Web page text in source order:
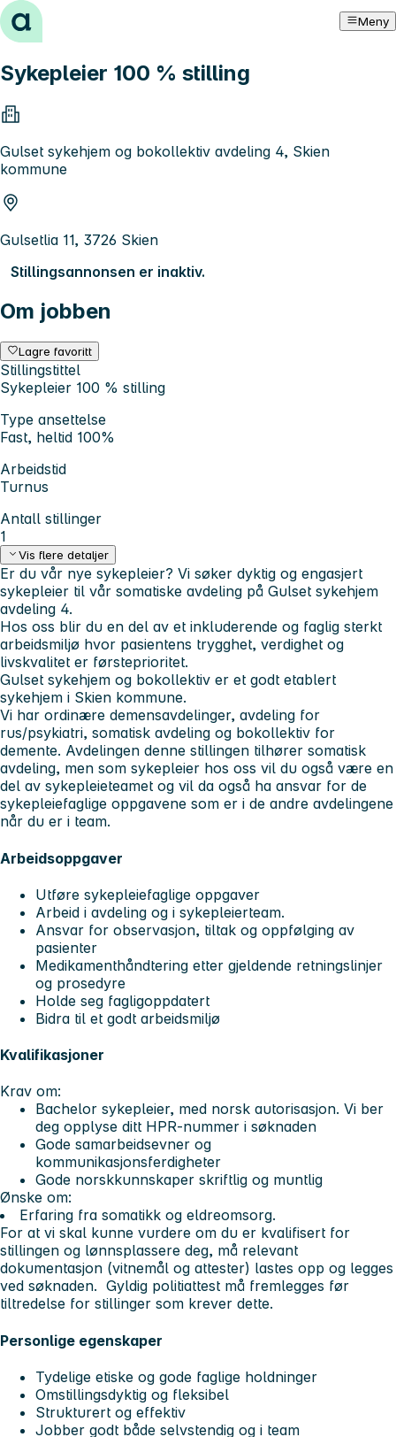
Hopp til innhold Meny
Sykepleier 100 % stilling
Gulset sykehjem og bokollektiv avdeling 4, Skien
kommune
Gulsetlia 11, 3726 Skien
Stillingsannonsen er inaktiv.
Om jobben
Lagre favoritt
Stillingstittel
Sykepleier 100 % stilling
Type ansettelse
Fast, heltid 100%
Arbeidstid
Turnus
Antall stillinger
1
Vis flere detaljer
Er du vår nye sykepleier? Vi søker dyktig og engasjert
sykepleier til vår somatiske avdeling på Gulset sykehjem
avdeling 4.
Hos oss blir du en del av et inkluderende og faglig sterkt
arbeidsmiljø hvor pasientens trygghet, verdighet og
livskvalitet er førsteprioritet.
Gulset sykehjem og bokollektiv er et godt etablert
sykehjem i Skien kommune.
Vi har ordinære demensavdelinger, avdeling for
rus/psykiatri, somatisk avdeling og bokollektiv for
demente. Avdelingen denne stillingen tilhører somatisk
avdeling, men som sykepleier hos oss vil du også være en
del av sykepleieteamet og vil da også ha ansvar for de
sykepleiefaglige oppgavene som er i de andre avdelingene
når du er i team.
Arbeidsoppgaver
Utføre sykepleiefaglige oppgaver
Arbeid i avdeling og i sykepleierteam.
Ansvar for observasjon, tiltak og oppfølging av
pasienter
Medikamenthåndtering etter gjeldende retningslinjer
og prosedyre
Holde seg fagligoppdatert
Bidra til et godt arbeidsmiljø
Kvalifikasjoner
Krav om:
Bachelor sykepleier, med norsk autorisasjon. Vi ber
deg opplyse ditt HPR-nummer i søknaden
Gode samarbeidsevner og
kommunikasjonsferdigheter
Gode norskkunnskaper skriftlig og muntlig
Ønske om:
Erfaring fra somatikk og eldreomsorg.
For at vi skal kunne vurdere om du er kvalifisert for
stillingen og lønnsplassere deg, må relevant
dokumentasjon (vitnemål og attester) lastes opp og legges
ved søknaden. Gyldig politiattest må fremlegges før
tiltredelse for stillinger som krever dette.
Personlige egenskaper
Tydelige etiske og gode faglige holdninger
Omstillingsdyktig og fleksibel
Strukturert og effektiv
Jobber godt både selvstendig og i team